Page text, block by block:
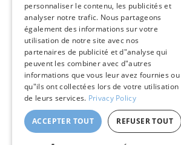
Lac De Montagne Au Coucher
Du Soleil
109,00 €
GERMAN
FRENCH
SPANISH
personnaliser le contenu, les publicités et
analyser notre trafic. Nous partageons
également des informations sur votre
utilisation de notre site avec nos
partenaires de publicité et d"analyse qui
peuvent les combiner avec d"autres
informations que vous leur avez fournies ou
qu"ils ont collectées lors de votre utilisation
de leurs services. Privacy Policy
ACCEPTER TOUT REFUSER TOUT